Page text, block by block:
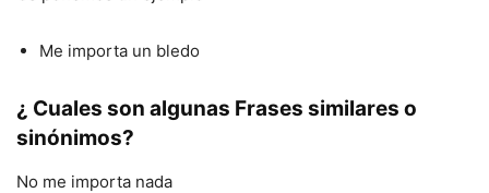
Me importa un bledo
¿ Cuales son algunas Frases similares o
sinónimos?
No me importa nada